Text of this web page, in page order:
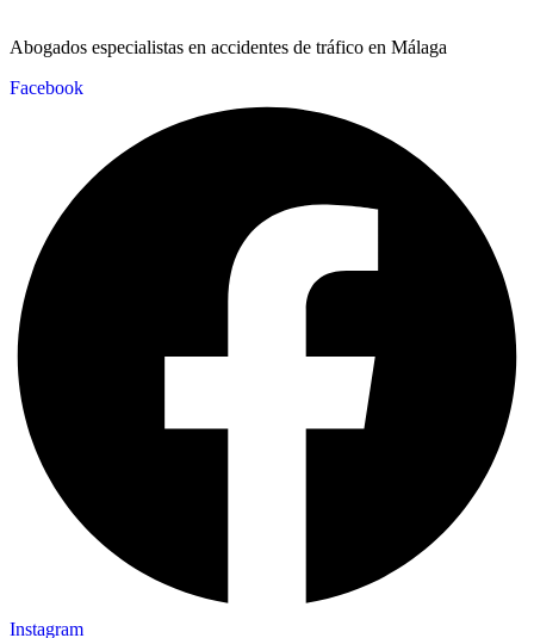
Abogados especialistas en accidentes de tráfico en Málaga
Facebook
Instagram